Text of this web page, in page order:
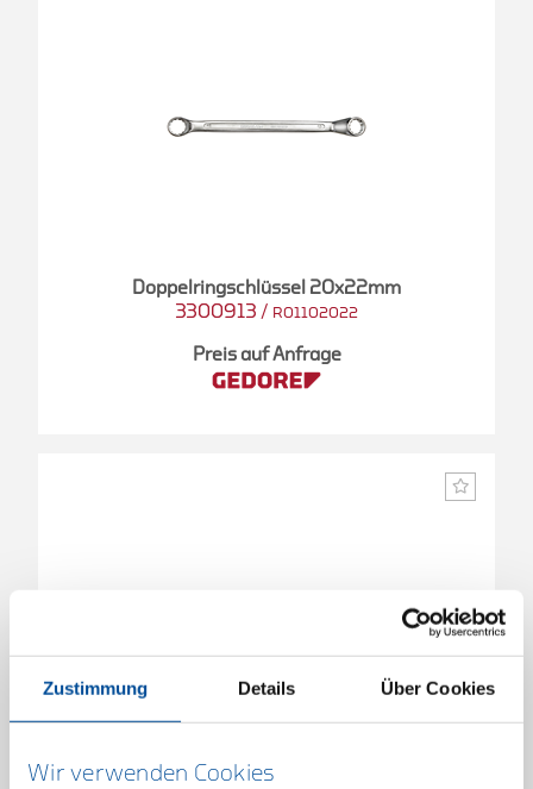
Zustimmung Details Über Cookies
Wir verwenden Cookies
Doppelringschlüssel 20x22mm
3300913 / R01102022
Preis auf Anfrage